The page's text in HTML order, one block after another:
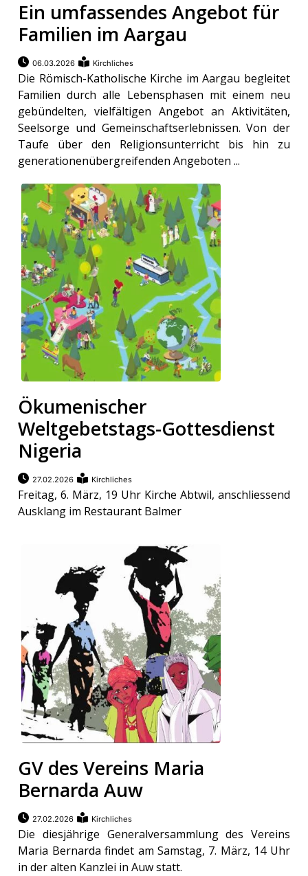
Ein umfassendes Angebot für
Familien im Aargau
06.03.2026 Kirchliches
Die Römisch-Katholische Kirche im Aargau begleitet
Familien durch alle Lebensphasen mit einem neu
gebündelten, vielfältigen Angebot an Aktivitäten,
Seelsorge und Gemeinschaftserlebnissen. Von der
Taufe über den Religionsunterricht bis hin zu
generationenübergreifenden Angeboten ...
Ökumenischer
Weltgebetstags-Gottesdienst
Nigeria
27.02.2026 Kirchliches
Freitag, 6. März, 19 Uhr Kirche Abtwil, anschliessend
Ausklang im Restaurant Balmer
GV des Vereins Maria
Bernarda Auw
27.02.2026 Kirchliches
Die diesjährige Generalversammlung des Vereins
Maria Bernarda findet am Samstag, 7. März, 14 Uhr
in der alten Kanzlei in Auw statt.